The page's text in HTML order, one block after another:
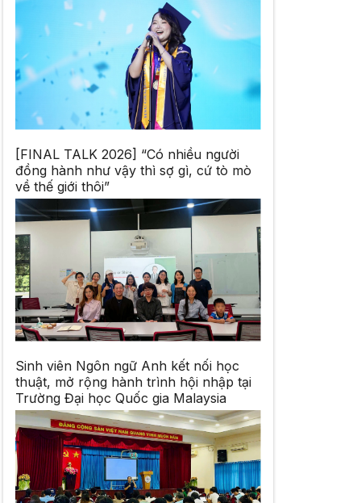
[FINAL TALK 2026] “Có nhiều người
đồng hành như vậy thì sợ gì, cứ tò mò
về thế giới thôi”
Sinh viên Ngôn ngữ Anh kết nối học
thuật, mở rộng hành trình hội nhập tại
Trường Đại học Quốc gia Malaysia